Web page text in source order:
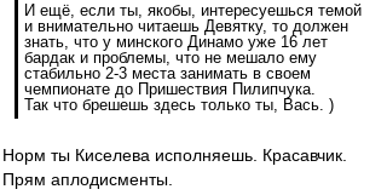
И ещё, если ты, якобы, интересуешься темой
и внимательно читаешь Девятку, то должен
знать, что у минского Динамо уже 16 лет
бардак и проблемы, что не мешало ему
стабильно 2-3 места занимать в своем
чемпионате до Пришествия Пилипчука.
Так что брешешь здесь только ты, Вась. )
Норм ты Киселева исполняешь. Красавчик.
Прям аплодисменты.